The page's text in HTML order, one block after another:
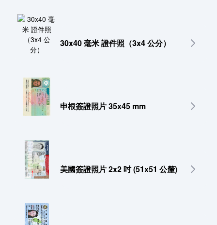
30x40 毫米 證件照（3x4 公分）
申根簽證照片 35x45 mm
美國簽證照片 2x2 吋 (51x51 公釐)